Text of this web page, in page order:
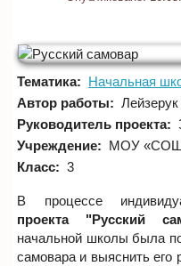
Тематика: Начальная
Автор работы:
Руководитель проекта:
Учреждение: МОУ «СОШ
Класс: 3
В процессе
проекта "Русский
начальной школы была
самовара и выяснить его